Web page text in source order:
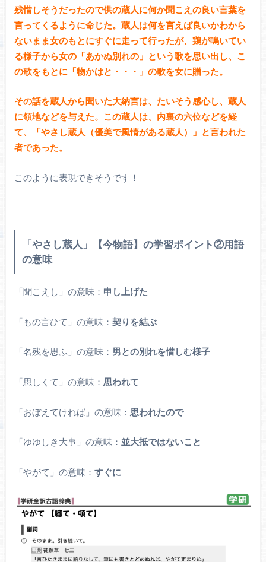
残惜しそうだったので供の蔵人に何か聞こえの良い言葉を
言ってくるように命じた。蔵人は何を言えば良いかわから
ないまま女のもとにすぐに走って行ったが、鶏が鳴いてい
る様子から女の「あかぬ別れの」という歌を思い出し、こ
の歌をもとに「物かはと・・・」の歌を女に贈った。
その話を蔵人から聞いた大納言は、たいそう感心し、蔵人
に領地などを与えた。この蔵人は、内裏の六位などを経
て、「やさし蔵人（優美で風情がある蔵人）」と言われた
者であった。
このように表現できそうです！
「やさし蔵人」【今物語】の学習ポイント②用語
の意味
「聞こえし」の意味： 申し上げた
「もの言ひて」の意味： 契りを結ぶ
「名残を思ふ」の意味： 男との別れを惜しむ様子
「思しくて」の意味： 思われて
「おぼえてければ」の意味： 思われたので
「ゆゆしき大事」の意味： 並大抵ではないこと
「やがて」の意味： すぐに